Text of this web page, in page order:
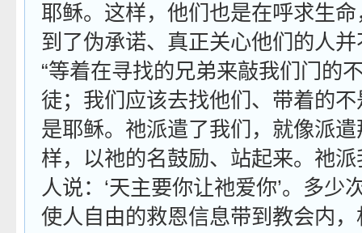
耶稣。这样，他们也是在呼求生
到了伪承诺、真正关心他们的人并
“等着在寻找的兄弟来敲我们门的
徒；我们应该去找他们、带着的
是耶稣。祂派遣了我们，就像派
样，以祂的名鼓励、站起来。祂
人说：‘天主要你让祂爱你’。 多少
使人自由的救恩信息带到教会内